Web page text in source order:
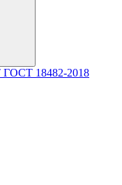
ГОСТ 18482-2018